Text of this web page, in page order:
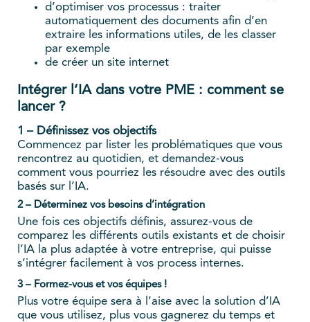
d’optimiser vos processus : traiter
automatiquement des documents afin d’en
extraire les informations utiles, de les classer
par exemple
de créer un site internet
Intégrer l’IA dans votre PME : comment se
lancer ?
1 – Définissez vos objectifs
Commencez par lister les problématiques que vous
rencontrez au quotidien, et demandez-vous
comment vous pourriez les résoudre avec des outils
basés sur l’IA.
2 – Déterminez vos besoins d’intégration
Une fois ces objectifs définis, assurez-vous de
comparez les différents outils existants et de choisir
l’IA la plus adaptée à votre entreprise, qui puisse
s’intégrer facilement à vos process internes.
3 – Formez-vous et vos équipes !
Plus votre équipe sera à l’aise avec la solution d’IA
que vous utilisez, plus vous gagnerez du temps et